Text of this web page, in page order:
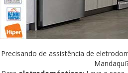
Precisando de assistência de